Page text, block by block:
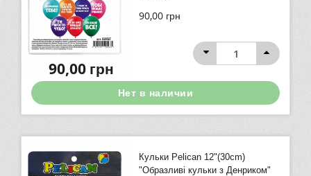
90,00 грн
90,00грн
Нет в наличии
Кульки Pelican 12"(30сm)
"Образливi кульки з Денриком"